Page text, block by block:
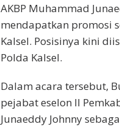
AKBP Muhammad
mendapatkan promosi
Kalsel. Posisinya kini
Polda Kalsel.
Dalam acara tersebut,
pejabat eselon II
Junaeddy Johnny